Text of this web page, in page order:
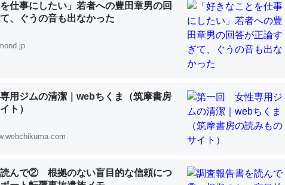
はカルシウムも酸素も不足してて両方に不利だから両方が拮抗してるので
面白い。海にいる鋏角類（カブトガニ・ウミグモ）はカルシウムを使わずキ
る筈だが、酵素が違うのか？
究発表】昆虫学の大問題＝「昆虫はなぜ海にいないのか」に関する新仮説
るとカルシウムを大量に使う脊椎動物と貝類は苦労してるんだな…。腹足
究発表】昆虫学の大問題＝「昆虫はなぜ海にいないのか」に関する新仮説
を仕事にしたい」若者への豊田章男の回
、ぐうの音も出なかった
用ジムの清潔｜webちくま（筑摩書房
ト）
んで② 根拠のない盲目的な信頼につ